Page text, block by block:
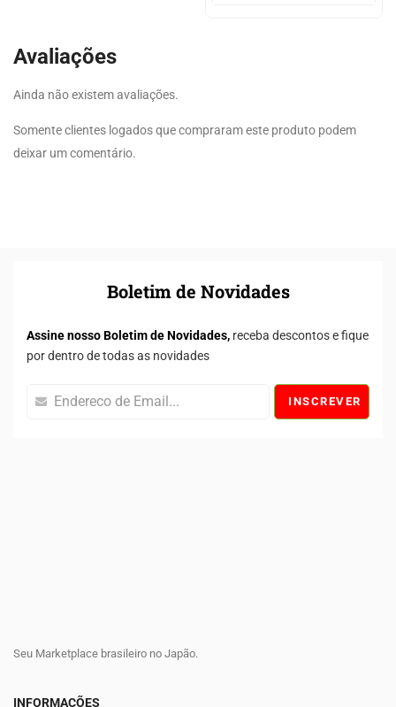
Avaliações
Ainda não existem avaliações.
Somente clientes logados que compraram este produto podem
deixar um comentário.
Boletim de Novidades
Assine nosso Boletim de Novidades, receba descontos e fique
por dentro de todas as novidades
INSCREVER
Seu Marketplace brasileiro no Japão.
INFORMAÇÕES